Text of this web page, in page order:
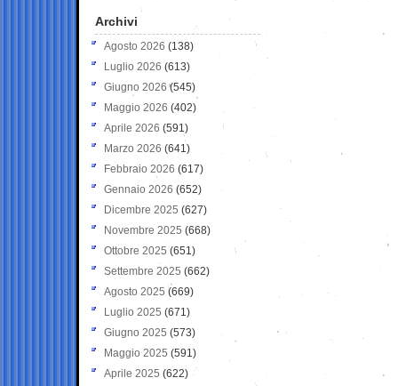
Archivi
Agosto 2026 (138)
Luglio 2026 (613)
Giugno 2026 (545)
Maggio 2026 (402)
Aprile 2026 (591)
Marzo 2026 (641)
Febbraio 2026 (617)
Gennaio 2026 (652)
Dicembre 2025 (627)
Novembre 2025 (668)
Ottobre 2025 (651)
Settembre 2025 (662)
Agosto 2025 (669)
Luglio 2025 (671)
Giugno 2025 (573)
Maggio 2025 (591)
Aprile 2025 (622)